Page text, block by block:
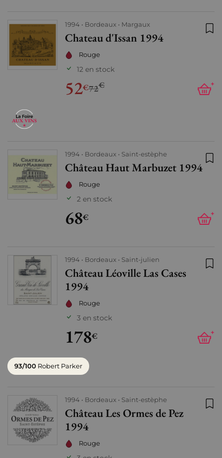
1994 Bordeaux Margaux
Chateau d'Issan 1994
Rouge
12 en stock
52€72€ +
1994 Bordeaux Saint-estèphe
Château Haut Marbuzet 1994
Rouge
2 en stock
68€ +
1994 Bordeaux Saint-julien
Château Léoville Las Cases
1994
Rouge
3 en stock
178€ +
93/100 Robert Parker
1994 Bordeaux Saint-estèphe
Château Les Ormes de Pez
1994
Rouge